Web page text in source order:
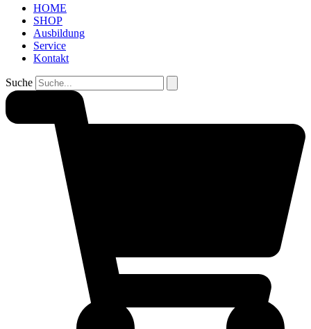
HOME
SHOP
Ausbildung
Service
Kontakt
Suche